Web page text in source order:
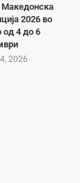
Македонска
2026 во
од 4 до 6
2026